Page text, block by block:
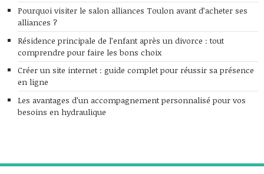
Pourquoi visiter le salon alliances Toulon avant d’acheter ses
alliances ?
Résidence principale de l’enfant après un divorce : tout
comprendre pour faire les bons choix
Créer un site internet : guide complet pour réussir sa présence
en ligne
Les avantages d’un accompagnement personnalisé pour vos
besoins en hydraulique